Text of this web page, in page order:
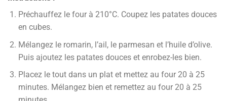
Préchauffez le four à 210°C. Coupez les patates douces
en cubes.
Mélangez le romarin, l’ail, le parmesan et l’huile d’olive.
Puis ajoutez les patates douces et enrobez-les bien.
Placez le tout dans un plat et mettez au four 20 à 25
minutes. Mélangez bien et remettez au four 20 à 25